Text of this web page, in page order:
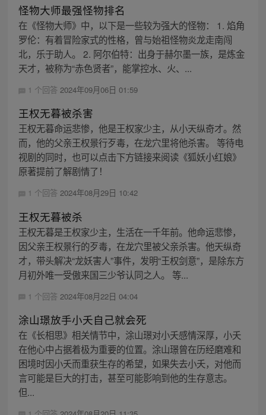
怪物大师最强怪物排名
在《怪物大师》中，以下是一些较为强大的怪物： 1. 焰角
罗伦：有着冒险家式的性格，曾与始祖怪物炎龙走南闯
北，乐于助人。 2. 阿尔伯特：出身于赫尔墨一族，是炼金
天才，被称为“赤色贤者”，能掌控水、火、...
1 个回答 2024年09月06日 01:59
王权无暮被杀害
王权无暮命运悲惨，他是王权家少主，从小天纵奇才。然
而，他的父亲王权景行歹毒，在龙穴里将他杀害。 等待电
视剧的同时，也可以点击下方链接来阅读《狐妖小红娘》
原著提前了解剧情了！
1 个回答 2024年08月29日 10:42
王权无暮被杀
王权无暮是王权家少主，生活在一千年前。他命运悲惨，
因父亲王权景行的歹毒，在龙穴里被父亲杀害。他天纵奇
才，带头解决“龙妖害人”事件，发明“王权剑意”，是除东方
月初外唯一受傲来国三少爷认同之人。 等...
1 个回答 2024年08月22日 04:04
涂山璟放手小夭自己就会死
在《长相思》相关情节中，涂山璟对小夭感情深厚，小夭
在他心中占据着极为重要的位置。涂山璟曾在历经磨难和
困境时因小夭而重获生存的希望，如果失去小夭，对他而
言可能是巨大的打击，甚至可能影响到他的生存意志。
但...